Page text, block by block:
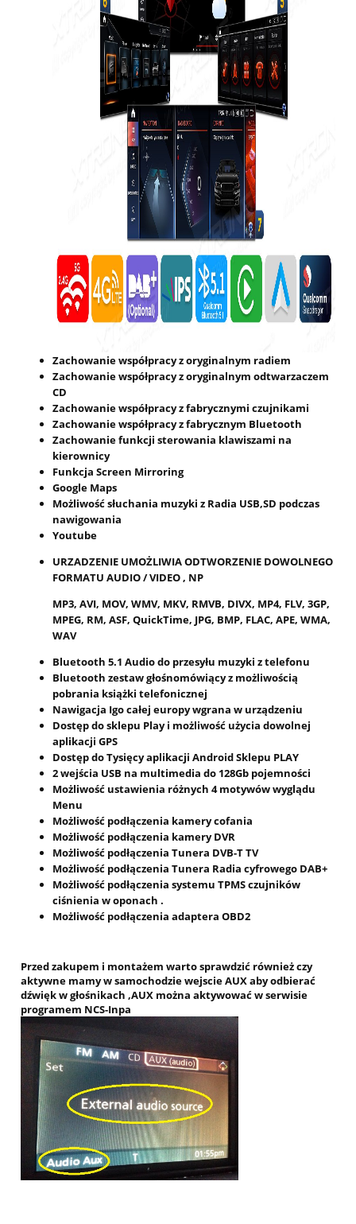
Zachowanie współpracy z oryginalnym radiem
Zachowanie współpracy z oryginalnym odtwarzaczem
CD
Zachowanie współpracy z fabrycznymi czujnikami
Zachowanie współpracy z fabrycznym Bluetooth
Zachowanie funkcji sterowania klawiszami na
kierownicy
Funkcja Screen Mirroring
Google Maps
Możliwość słuchania muzyki z Radia USB,SD podczas
nawigowania
Youtube
URZADZENIE UMOŻLIWIA ODTWORZENIE DOWOLNEGO
FORMATU AUDIO / VIDEO , NP
MP3, AVI, MOV, WMV, MKV, RMVB, DIVX, MP4, FLV, 3GP,
MPEG, RM, ASF, QuickTime, JPG, BMP, FLAC, APE, WMA,
WAV
Bluetooth 5.1 Audio do przesyłu muzyki z telefonu
Bluetooth zestaw głośnomówiący z możliwością
pobrania książki telefonicznej
Nawigacja Igo całej europy wgrana w urządzeniu
Dostęp do sklepu Play i możliwość użycia dowolnej
aplikacji GPS
Dostęp do Tysięcy aplikacji Android Sklepu PLAY
2 wejścia USB na multimedia do 128Gb pojemności
Możliwość ustawienia różnych 4 motywów wyglądu
Menu
Możliwość podłączenia kamery cofania
Możliwość podłączenia kamery DVR
Możliwość podłączenia Tunera DVB-T TV
Możliwość podłączenia Tunera Radia cyfrowego DAB+
Możliwość podłączenia systemu TPMS czujników
ciśnienia w oponach .
Możliwość podłączenia adaptera OBD2
Przed zakupem i montażem warto sprawdzić również czy
aktywne mamy w samochodzie wejscie AUX aby odbierać
dźwięk w głośnikach ,AUX można aktywować w serwisie
programem NCS-Inpa